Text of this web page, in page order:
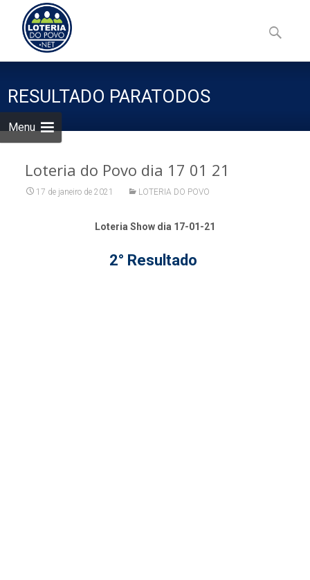
Menu
to
content
por:
RESULTADO PARATODOS
Loteria do Povo dia 17 01 21
17 de janeiro de 2021 LOTERIA DO POVO
Loteria Show dia 17-01-21
2° Resultado